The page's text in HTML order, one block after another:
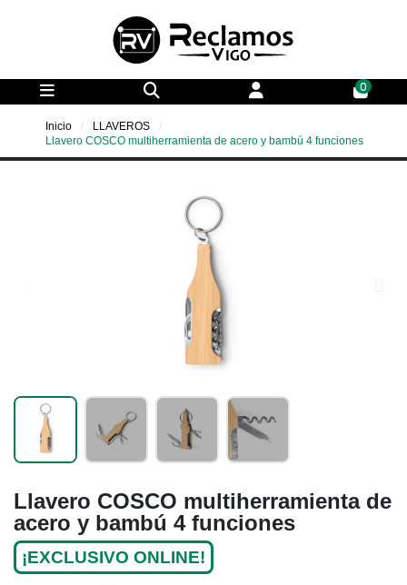
0
Inicio
LLAVEROS
Llavero COSCO multiherramienta de acero y bambú 4 funciones
Llavero COSCO multiherramienta de
acero y bambú 4 funciones
¡EXCLUSIVO ONLINE!